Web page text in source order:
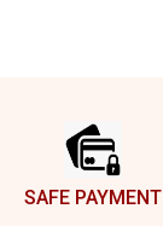
SAFE PAYMENT